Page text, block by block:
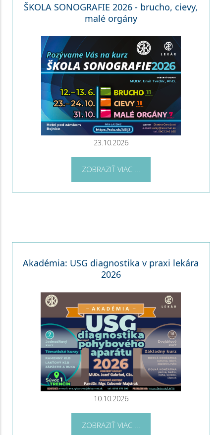
ŠKOLA SONOGRAFIE 2026 - brucho, cievy,
malé orgány
23.10.2026
ZOBRAZIŤ VIAC ...
Akadémia: USG diagnostika v praxi lekára
2026
10.10.2026
ZOBRAZIŤ VIAC ...